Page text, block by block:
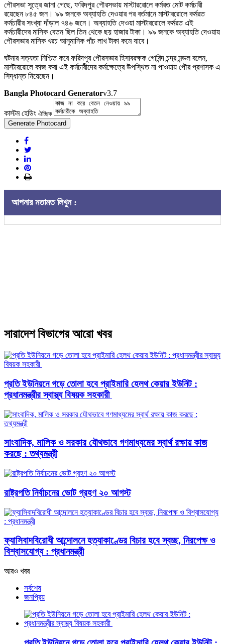
পৌরসভা সূত্রে জানা গেছে, ফরিদপুর পৌরসভায় মাস্টাররোলে কর্মরত মোট কর্মচারী
রয়েছেন ৮৪৫ জন। ৯৯ জনকে অব্যাহতি দেওয়ার পর বর্তমানে মাস্টাররোলে কর্মরত
কর্মচারীর সংখ্যা দাঁড়াল ৭৪৬ জনে। অব্যাহতি দেওয়া মাস্টাররোলে কর্মরত এই
কর্মচারীদের মাসিক বেতন ছিল তিন থেকে ছয় হাজার টাকা। ৯৯ জনকে অব্যাহতি দেওয়ায়
পৌরসভার মাসিক খরচ আনুমানিক পাঁচ লাখ টাকা কমে যাবে।
ঘটনার সত্যতা নিশ্চিত করে ফরিদপুর পৌরসভার হিসাবরক্ষক গোবিন্দ চন্দ্র মন্ডল বলেন,
মাস্টাররোলে কাজ করা এই কর্মচারীদের কর্মক্ষেত্রে উপস্থিত না পাওয়ায় পৌর প্রশাসক এ
সিদ্ধান্ত নিয়েছেন।
Bangla Photocard Generatorv3.7
কাস্টম হেডিং ঐচ্ছিক
Generate Photocard
আপনার মতামত লিখুন :
সারাদেশ বিভাগের আরো খবর
প্রতি ইউনিয়নে গড়ে তোলা হবে প্রাইমারি হেলথ কেয়ার ইউনিট :
প্রধানমন্ত্রীর স্বাস্থ্য বিষয়ক সহকারী
সাংবাদিক, মালিক ও সরকার যৌথভাবে গণমাধ্যমের স্বার্থ রক্ষায় কাজ
করছে : তথ্যমন্ত্রী
রাষ্ট্রপতি নির্বাচনের ভোট গ্রহণ ২০ আগস্ট
ফ্যাসিবাদবিরোধী আন্দোলনে হত্যাকাণ্ডের বিচার হবে স্বচ্ছ, নিরপেক্ষ ও
বিশ্বাসযোগ্য : প্রধানমন্ত্রী
আরও খবর
সর্বশেষ
জনপ্রিয়